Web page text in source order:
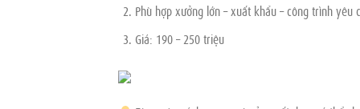
Phù hợp xưởng lớn – xuất khẩu – công trình yêu
Giá: 190 – 250 triệu